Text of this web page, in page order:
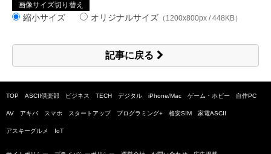
画像サイズ切り替え
縮小サイズ オリジナルサイズ （1200x800px / 448KB）
記事に戻る
TOP ASCII倶楽部 ビジネス TECH デジタル iPhone/Mac ゲーム・ホビー 自作PC
AV アキバ スマホ スタートアップ プログラミング+ 格安SIM 家電ASCII
アスキーグルメ IoT